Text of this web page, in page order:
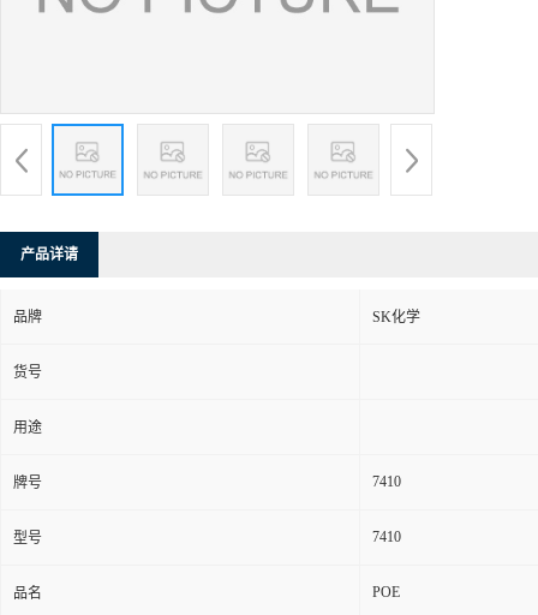
产品详请
品牌 SK化学
货号
用途
牌号 7410
型号 7410
品名 POE